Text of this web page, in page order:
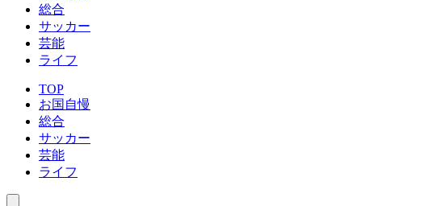
総合
サッカー
芸能
ライフ
TOP
お国自慢
総合
サッカー
芸能
ライフ